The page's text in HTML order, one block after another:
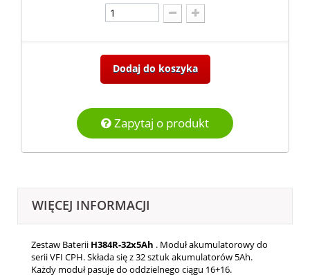
Dodaj do koszyka
Zapytaj o produkt
WIĘCEJ INFORMACJI
Zestaw Baterii H384R-32x5Ah . Moduł akumulatorowy do
serii VFI CPH. Składa się z 32 sztuk akumulatorów 5Ah.
Każdy moduł pasuje do oddzielnego ciągu 16+16.